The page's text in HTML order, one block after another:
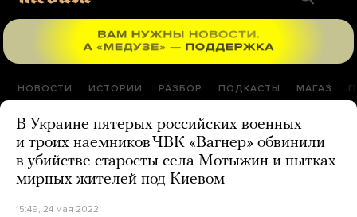
НОВОСТИ ИСТОРИИ РАЗБОР ПОДКАСТЫ МАГАЗ
В Украине пятерых российских военных
и троих наемников ЧВК «Вагнер» обвинили
в убийстве старосты села Мотыжин и пытках
мирных жителей под Киевом
15:49, 24 мая 2022